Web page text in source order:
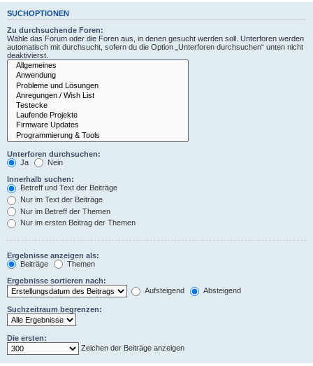
SUCHOPTIONEN
Zu durchsuchende Foren:
Wähle das Forum oder die Foren aus, in denen gesucht werden soll. Unterforen werden
automatisch mit durchsucht, sofern du die Option „Unterforen durchsuchen“ unten nicht
deaktivierst.
Unterforen durchsuchen:
Ja
Nein
Innerhalb suchen:
Betreff und Text der Beiträge
Nur im Text der Beiträge
Nur im Betreff der Themen
Nur im ersten Beitrag der Themen
Ergebnisse anzeigen als:
Beiträge
Themen
Ergebnisse sortieren nach:
Aufsteigend
Absteigend
Suchzeitraum begrenzen:
Die ersten:
Zeichen der Beiträge anzeigen